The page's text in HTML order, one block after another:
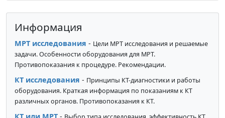
Информация
МРТ исследования - Цели МРТ исследования и решаемые
задачи. Особенности оборудования для МРТ.
Противопоказания к процедуре. Рекомендации.
КТ исследования - Принципы КТ-диагностики и работы
оборудования. Краткая информация по показаниям к КТ
различных органов. Противопоказания к КТ.
КТ или МРТ -